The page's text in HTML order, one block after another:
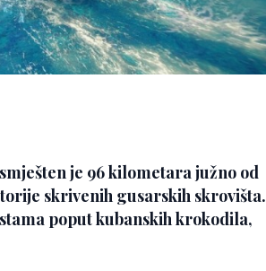
je 96 kilometara južno od
skrivenih gusarskih skrovišta.
poput kubanskih krokodila,